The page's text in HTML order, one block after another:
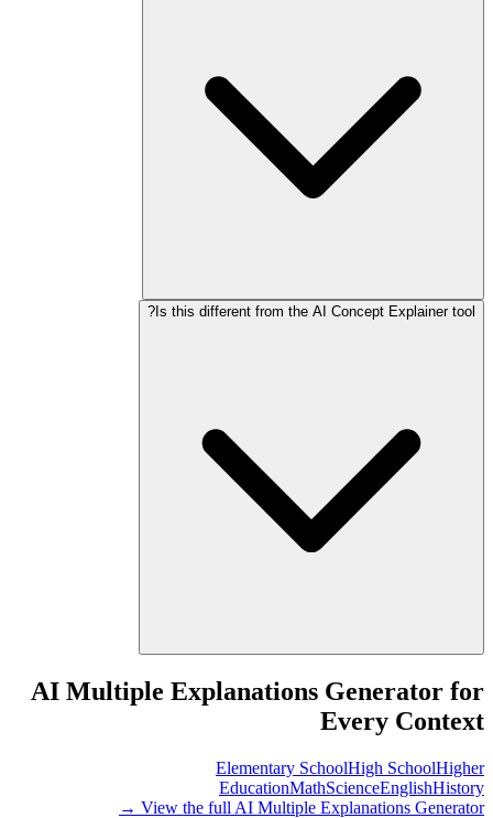
Is this different from the AI Concept Explainer tool?
AI Multiple Explanations Generator for
Every Context
Elementary SchoolHigh SchoolHigher
EducationMathScienceEnglishHistory
View the full AI Multiple Explanations Generator →